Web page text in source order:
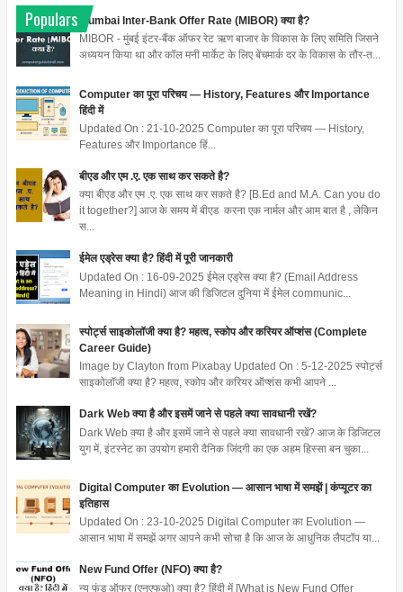
Populars
Mumbai Inter-Bank Offer Rate (MIBOR) क्या है?
MIBOR - मुंबई इंटर-बैंक ऑफर रेट ऋण बाजार के विकास के लिए समिति जिसने
अध्ययन किया था और कॉल मनी मार्केट के लिए बेंचमार्क दर के विकास के तौर-त...
Computer का पूरा परिचय — History, Features और Importance
हिंदी में
Updated On : 21-10-2025 Computer का पूरा परिचय — History,
Features और Importance हिं...
बीएड और एम .ए. एक साथ कर सकते है?
क्या बीएड और एम .ए. एक साथ कर सकते है? [B.Ed and M.A. Can you do
it together?] आज के समय में बीएड करना एक नार्मल और आम बात है , लेकिन
स...
ईमेल एड्रेस क्या है? हिंदी में पूरी जानकारी
Updated On : 16-09-2025 ईमेल एड्रेस क्या है? (Email Address
Meaning in Hindi) आज की डिजिटल दुनिया में ईमेल communic...
स्पोर्ट्स साइकोलॉजी क्या है? महत्व, स्कोप और करियर ऑप्शंस (Complete
Career Guide)
Image by Clayton from Pixabay Updated On : 5-12-2025 स्पोर्ट्स
साइकोलॉजी क्या है? महत्व, स्कोप और करियर ऑप्शंस कभी आपने ...
Dark Web क्या है और इसमें जाने से पहले क्या सावधानी रखें?
Dark Web क्या है और इसमें जाने से पहले क्या सावधानी रखें? आज के डिजिटल
युग में, इंटरनेट का उपयोग हमारी दैनिक जिंदगी का एक अहम हिस्सा बन चुका...
Digital Computer का Evolution — आसान भाषा में समझें | कंप्यूटर का
इतिहास
Updated On : 23-10-2025 Digital Computer का Evolution —
आसान भाषा में समझें अगर आपने कभी सोचा है कि आज के आधुनिक लैपटॉप या...
New Fund Offer (NFO) क्या है?
न्यू फंड ऑफर (एनएफओ) क्या है? हिंदी में [What is New Fund Offer